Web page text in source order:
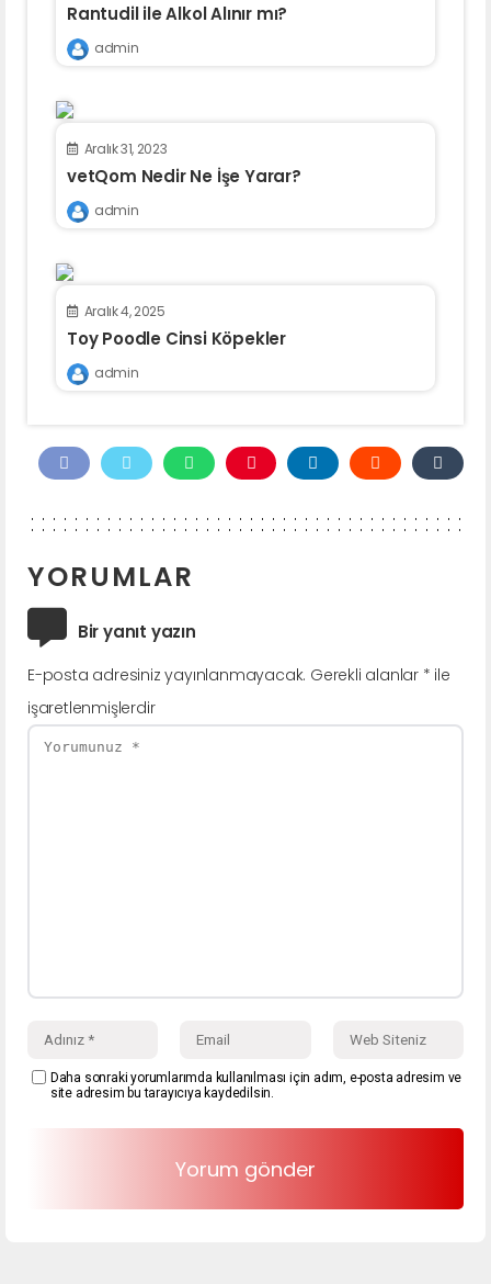
Rantudil ile Alkol Alınır mı?
admin
Aralık 31, 2023
vetQom Nedir Ne İşe Yarar?
admin
Aralık 4, 2025
Toy Poodle Cinsi Köpekler
admin
YORUMLAR
Bir yanıt yazın
E-posta adresiniz yayınlanmayacak. Gerekli alanlar * ile
işaretlenmişlerdir
Daha sonraki yorumlarımda kullanılması için adım, e-posta adresim ve
site adresim bu tarayıcıya kaydedilsin.